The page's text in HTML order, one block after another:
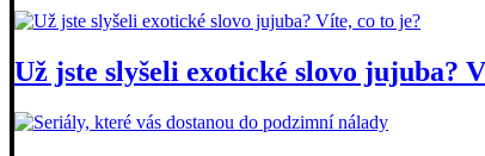
Už jste slyšeli exotické slovo jujuba?